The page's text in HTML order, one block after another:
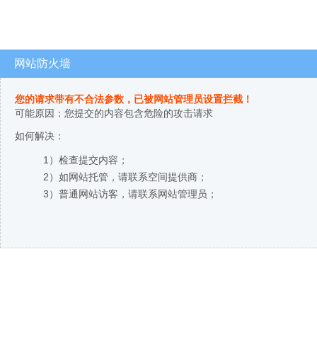
网站防火墙
您的请求带有不合法参数，已被网站管理员设置拦截！
可能原因：您提交的内容包含危险的攻击请求
如何解决：
1）检查提交内容；
2）如网站托管，请联系空间提供商；
3）普通网站访客，请联系网站管理员；